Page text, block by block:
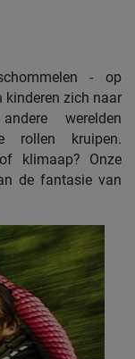
- op
kinderen zich naar
werelden
rollen kruipen.
klimaap? Onze
de fantasie van